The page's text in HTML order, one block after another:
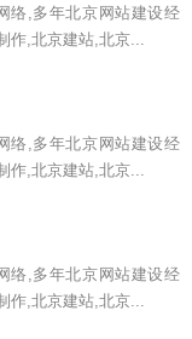
络,多年北京网站建设经
作,北京建站,北京...
络,多年北京网站建设经
作,北京建站,北京...
络,多年北京网站建设经
作,北京建站,北京...